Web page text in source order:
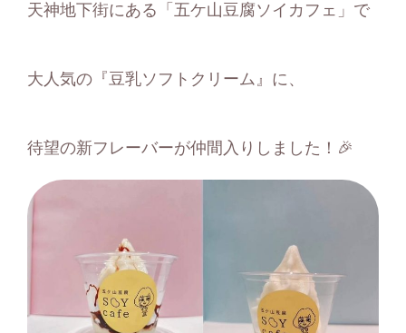
天神地下街にある「五ケ山豆腐ソイカフェ」で
大人気の『豆乳ソフトクリーム』に、
待望の新フレーバーが仲間入りしました！🎉